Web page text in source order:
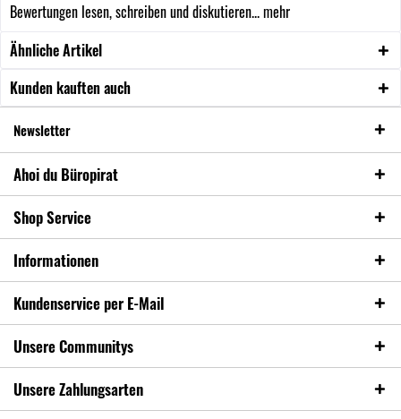
Bewertungen lesen, schreiben und diskutieren...mehr
Ähnliche Artikel
Kunden kauften auch
Newsletter
Ahoi du Büropirat
Shop Service
Informationen
Kundenservice per E-Mail
Unsere Communitys
Unsere Zahlungsarten